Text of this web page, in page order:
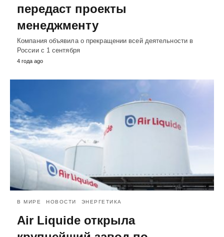
передаст проекты
менеджменту
Компания объявила о прекращении всей деятельности в
России с 1 сентября
4 года ago
В МИРЕ НОВОСТИ ЭНЕРГЕТИКА
Air Liquide открыла